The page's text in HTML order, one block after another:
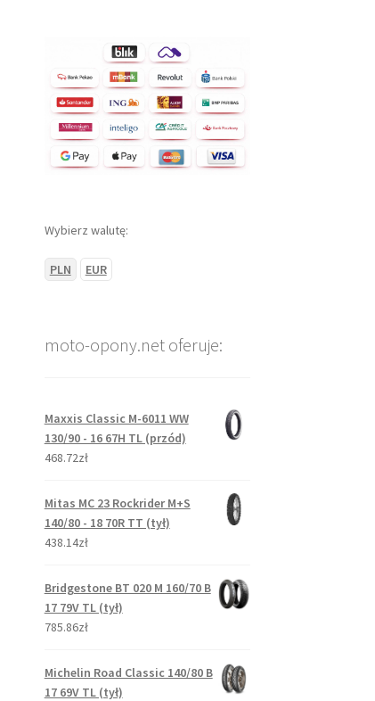
Wybierz walutę:
PLN EUR
moto-opony.net oferuje:
Maxxis Classic M-6011 WW
130/90 - 16 67H TL (przód)
468.72zł
Mitas MC 23 Rockrider M+S
140/80 - 18 70R TT (tył)
438.14zł
Bridgestone BT 020 M 160/70 B
17 79V TL (tył)
785.86zł
Michelin Road Classic 140/80 B
17 69V TL (tył)